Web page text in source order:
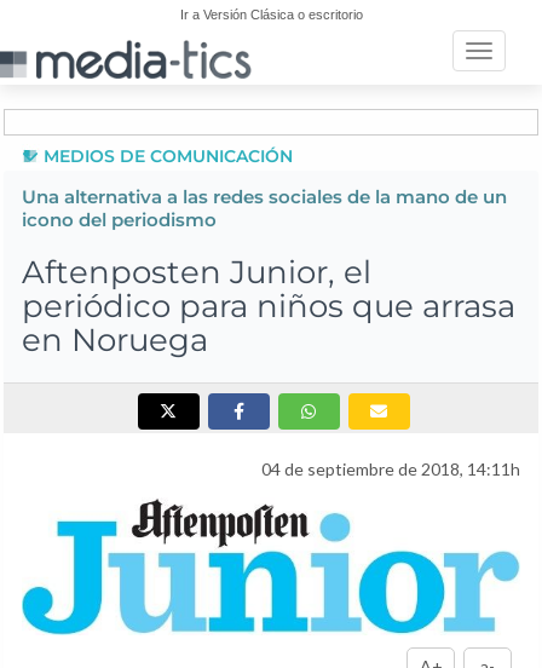
Ir a Versión Clásica o escritorio
Toggle
MEDIOS DE COMUNICACIÓN
Una alternativa a las redes sociales de la mano de un
icono del periodismo
Aftenposten Junior, el
periódico para niños que arrasa
en Noruega
04 de septiembre de 2018, 14:11h